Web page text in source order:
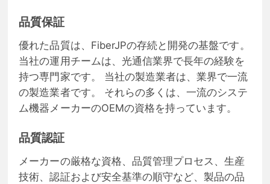
品質保証
優れた品質は、FiberJPの存続と開発の基盤です。
当社の運用チームは、光通信業界で長年の経験を
持つ専門家です。 当社の製造業者は、業界で一流
の製造業者です。 それらの多くは、一流のシステ
ム機器メーカーのOEMの資格を持っています。
品質認証
メーカーの厳格な資格、品質管理プロセス、生産
技術、認証および安全基準の順守など、製品の品